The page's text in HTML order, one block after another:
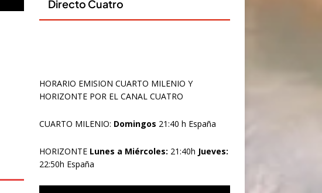
HORARIO EMISION CUARTO MILENIO Y
HORIZONTE POR EL CANAL CUATRO
CUARTO MILENIO: Domingos 21:40 h España
HORIZONTE Lunes a Miércoles: 21:40h Jueves:
22:50h España